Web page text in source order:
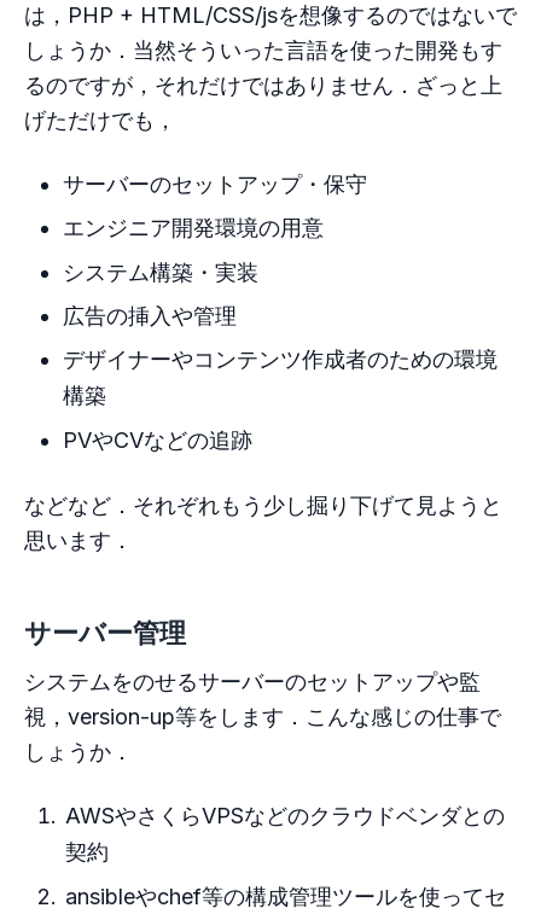
は，PHP + HTML/CSS/jsを想像するのではないで
しょうか．当然そういった言語を使った開発もす
るのですが，それだけではありません．ざっと上
げただけでも，
サーバーのセットアップ・保守
エンジニア開発環境の用意
システム構築・実装
広告の挿入や管理
デザイナーやコンテンツ作成者のための環境
構築
PVやCVなどの追跡
などなど．それぞれもう少し掘り下げて見ようと
思います．
サーバー管理
システムをのせるサーバーのセットアップや監
視，version-up等をします．こんな感じの仕事で
しょうか．
AWSやさくらVPSなどのクラウドベンダとの
契約
ansibleやchef等の構成管理ツールを使ってセ